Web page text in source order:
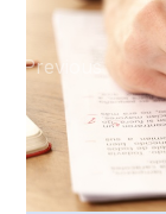
Previous